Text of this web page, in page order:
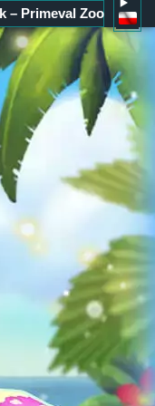
– Primeval Zoo